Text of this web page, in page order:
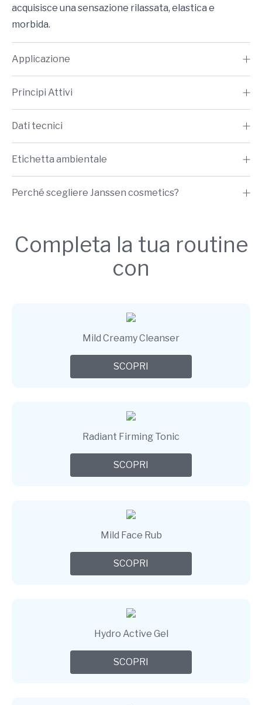
acquisisce una sensazione rilassata, elastica e
morbida.
Applicazione
Principi Attivi
Dati tecnici
Etichetta ambientale
Perché scegliere Janssen cosmetics?
Completa la tua routine
con
Mild Creamy Cleanser
SCOPRI
Radiant Firming Tonic
SCOPRI
Mild Face Rub
SCOPRI
Hydro Active Gel
SCOPRI